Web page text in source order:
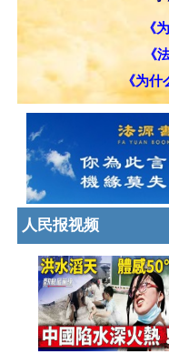
《
《
《为
人民报视频